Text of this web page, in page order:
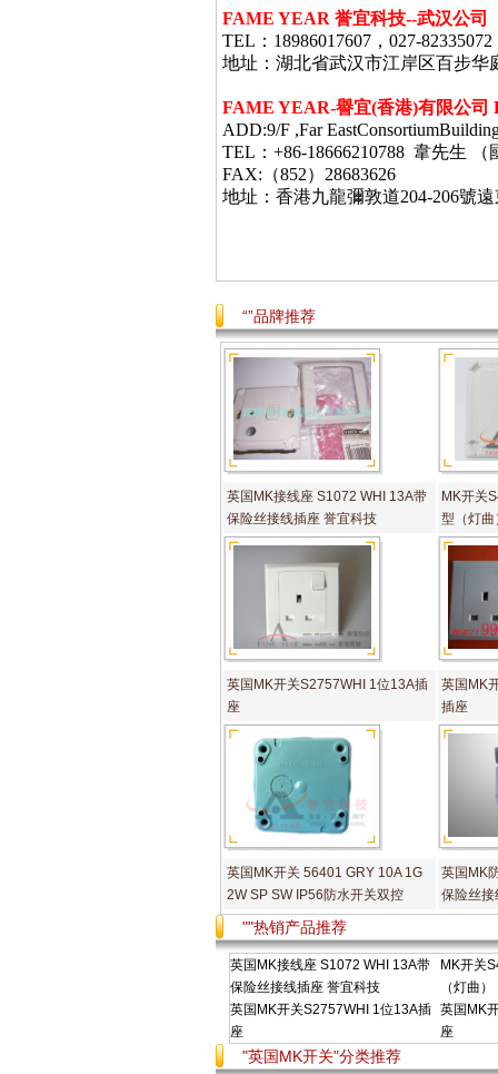
FAME YEAR 誉宜科技--武汉公司
TEL：18986017607，027-82335072
地址：湖北省武汉市江岸区百步华
FAME YEAR-譽宜(香港)有限公司
ADD:9/F ,Far
TEL：+86-18666210788 韋先生
FAX:（852）28683626
地址：香港九龍彌敦道204-206號
“”品牌推荐
英国MK接线座 S1072 WHI 13A带
保险丝接线插座 誉宜科技
MK开关
型（灯曲
英国MK开关S2757WHI 1位13A插
座
英国MK
插座
英国MK开关 56401 GRY 10A 1G
2W SP SW IP56防水开关双控
英国MK
保险丝接
""热销产品推荐
英国MK接线座 S1072 WHI 13A带
保险丝接线插座 誉宜科技
MK开关
（灯曲）
英国MK开关S2757WHI 1位13A插
座
英国MK
座
"英国MK开关"分类推荐